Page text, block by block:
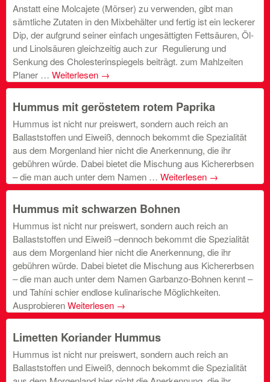
Anstatt eine Molcajete (Mörser) zu verwenden, gibt man
sämtliche Zutaten in den Mixbehälter und fertig ist ein leckerer
Dip, der aufgrund seiner einfach ungesättigten Fettsäuren, Öl-
und Linolsäuren gleichzeitig auch zur Regulierung und
Senkung des Cholesterinspiegels beiträgt. zum Mahlzeiten
Planer … Weiterlesen →
Hummus mit geröstetem rotem Paprika
Hummus ist nicht nur preiswert, sondern auch reich an
Ballaststoffen und Eiweiß, dennoch bekommt die Spezialität
aus dem Morgenland hier nicht die Anerkennung, die ihr
gebühren würde. Dabei bietet die Mischung aus Kichererbsen
– die man auch unter dem Namen … Weiterlesen →
Hummus mit schwarzen Bohnen
Hummus ist nicht nur preiswert, sondern auch reich an
Ballaststoffen und Eiweiß –dennoch bekommt die Spezialität
aus dem Morgenland hier nicht die Anerkennung, die ihr
gebühren würde. Dabei bietet die Mischung aus Kichererbsen
– die man auch unter dem Namen Garbanzo-Bohnen kennt –
und Tahíni schier endlose kulinarische Möglichkeiten.
AusprobierenWeiterlesen →
Limetten Koriander Hummus
Hummus ist nicht nur preiswert, sondern auch reich an
Ballaststoffen und Eiweiß, dennoch bekommt die Spezialität